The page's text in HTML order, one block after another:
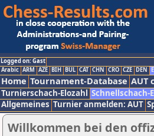
Logged on: Gast
Arabic ARM AZE BIH BUL CAT CHN CRO CZE DEN
Home Tournament-Database AUT
Turnierschach-Elozahl Schnellschach-
Allgemeines Turnier anmelden: AUT
Willkommen bei den